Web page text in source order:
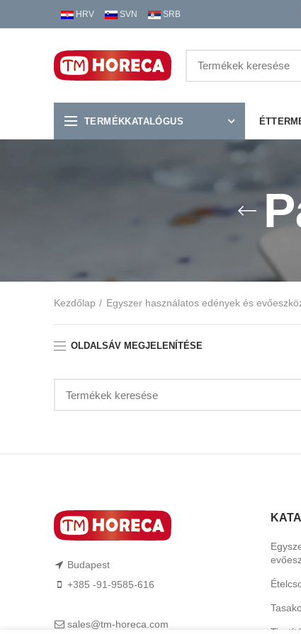
HRV SVN SRB
TERMÉKKATALÓGUS
Kezdőlap Egyszer használatos edények és
OLDALSÁV MEGJELENÍTÉSE
Budapest
+385 -91-9585-616
sales@tm-horeca.com